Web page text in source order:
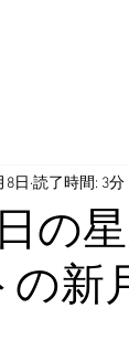
の
新
8日 読了時間: 3分